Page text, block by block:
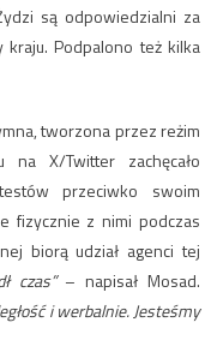
są odpowiedzialni za
kraju. Podpalono też kilka
tworzona przez reżim
X/Twitter zachęcało
przeciwko swoim
fizycznie z nimi podczas
biorą udział agenci tej
czas”– napisał Mosad.
i werbalnie. Jesteśmy